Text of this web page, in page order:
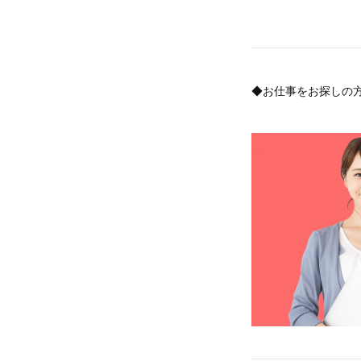
◆お仕事をお探しの